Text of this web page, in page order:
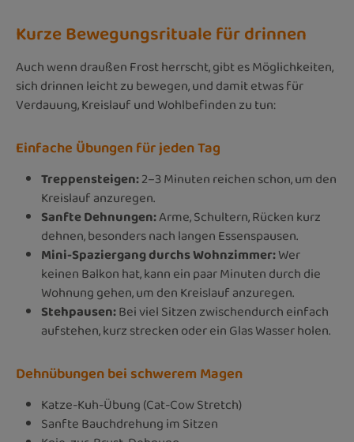
Kurze Bewegungsrituale für drinnen
Auch wenn draußen Frost herrscht, gibt es Möglichkeiten,
sich drinnen leicht zu bewegen, und damit etwas für
Verdauung, Kreislauf und Wohlbefinden zu tun:
Einfache Übungen für jeden Tag
Treppensteigen:2–3 Minuten reichen schon, um den
Kreislauf anzuregen.
Sanfte Dehnungen:Arme, Schultern, Rücken kurz
dehnen, besonders nach langen Essenspausen.
Mini-Spaziergang durchs Wohnzimmer:Wer
keinen Balkon hat, kann ein paar Minuten durch die
Wohnung gehen, um den Kreislauf anzuregen.
Stehpausen:Bei viel Sitzen zwischendurch einfach
aufstehen, kurz strecken oder ein Glas Wasser holen.
Dehnübungen bei schwerem Magen
Katze-Kuh-Übung (Cat-Cow Stretch)
Sanfte Bauchdrehung im Sitzen